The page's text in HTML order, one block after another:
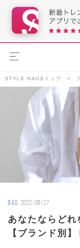
STYLE HAUSトップ
BAG 2022/08/27
あなたならど
【ブランド別